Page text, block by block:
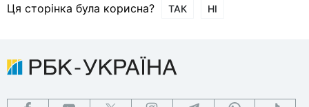
Ця сторінка була корисна? ТАК НІ